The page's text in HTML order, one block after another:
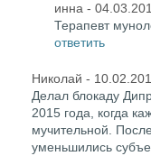
инна -
Терапевт
ответить
Николай -
Делал блокаду
2015 года, когда
мучительной.
уменьшились